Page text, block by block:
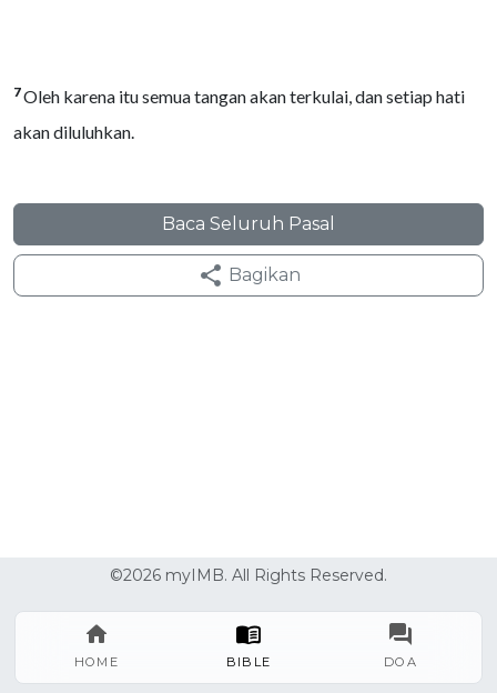
HOME BIBLE DOA
7Oleh karena itu semua tangan akan terkulai, dan setiap hati
akan diluluhkan.
Baca Seluruh Pasal
Bagikan
©2026 myIMB. All Rights Reserved.